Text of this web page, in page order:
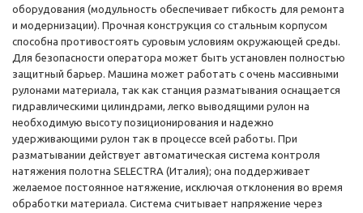
оборудования (модульность обеспечивает гибкость для ремонта
и модернизации). Прочная конструкция со стальным корпусом
способна противостоять суровым условиям окружающей среды.
Для безопасности оператора может быть установлен полностью
защитный барьер. Машина может работать с очень массивными
рулонами материала, так как станция разматывания оснащается
гидравлическими цилиндрами, легко выводящими рулон на
необходимую высоту позиционирования и надежно
удерживающими рулон так в процессе всей работы. При
разматывании действует автоматическая система контроля
натяжения полотна SELECTRA (Италия); она поддерживает
желаемое постоянное натяжение, исключая отклонения во время
обработки материала. Система считывает напряжение через